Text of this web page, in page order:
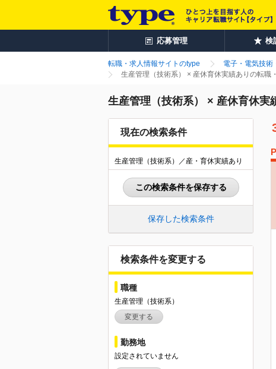
応募管理 検
転職・求人情報サイトのtype 電子・電気技術
生産管理（技術系） × 産休育休実績ありの転職
生産管理（技術系） × 産休育休実
現在の検索条件
生産管理（技術系）／産・育休実績あり
この検索条件を保存する
保存した検索条件
検索条件を変更する
職種
生産管理（技術系）
変更する
勤務地
設定されていません